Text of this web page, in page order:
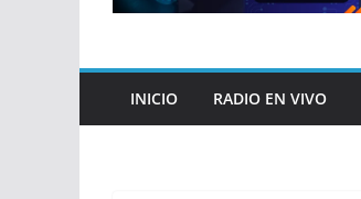
INICIO RADIO EN VIVO